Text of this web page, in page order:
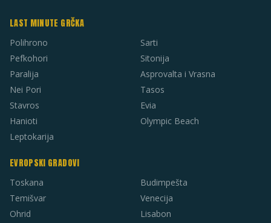
LAST MINUTE GRČKA
Polihrono
Pefkohori
Paralija
Nei Pori
Stavros
Hanioti
Leptokarija
Sarti
Sitonija
Asprovalta i Vrasna
Tasos
Evia
Olympic Beach
EVROPSKI GRADOVI
Toskana
Temišvar
Ohrid
Budimpešta
Venecija
Lisabon